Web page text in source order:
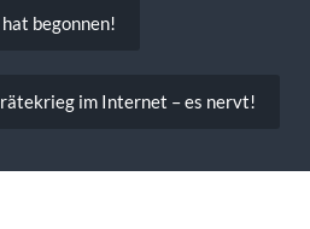
begonnen!
im Internet – es nervt!